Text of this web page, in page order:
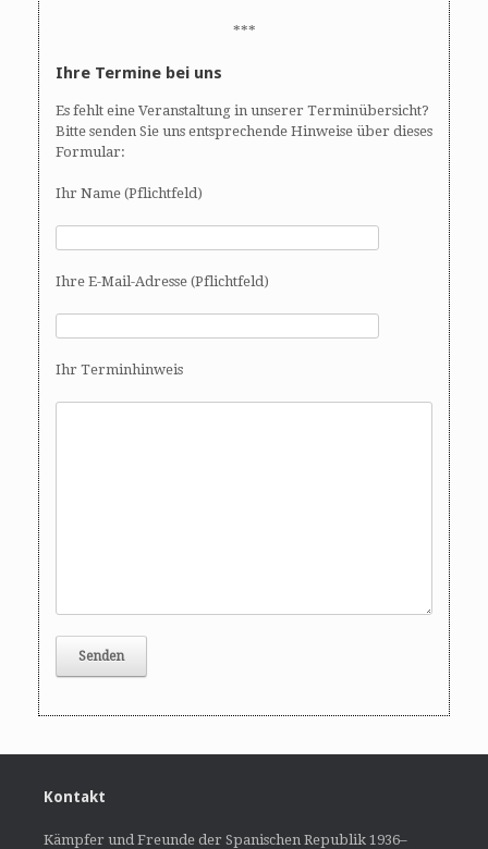
***
Ihre Termine bei uns
Es fehlt eine Veranstaltung in unserer Terminübersicht?
Bitte senden Sie uns entsprechende Hinweise über dieses
Formular:
Ihr Name (Pflichtfeld)
Ihre E-Mail-Adresse (Pflichtfeld)
Ihr Terminhinweis
Kontakt
Kämpfer und Freunde der Spanischen Republik 1936–